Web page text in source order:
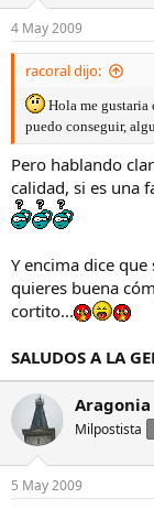
4 May 2009
racoral dijo:
Hola me gustaria
puedo conseguir,
Pero hablando
calidad, si es una
Y encima dice
quieres buena
cortito...
SALUDOS A LA
Aragonia
Milpostista
5 May 2009